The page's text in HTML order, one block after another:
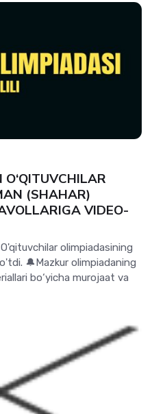
(SHAHAR)
VIDEO-
olimpiadasining
🔔Mazkur olimpiadaning
bo‘yicha murojaat va